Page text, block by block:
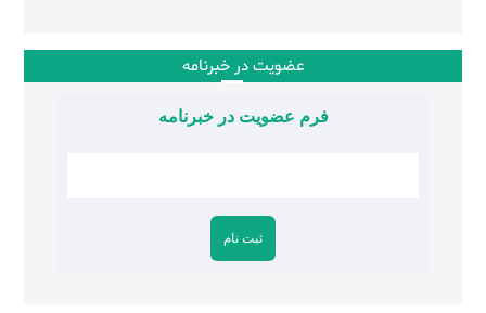
عضویت در خبرنامه
فرم عضویت در خبرنامه